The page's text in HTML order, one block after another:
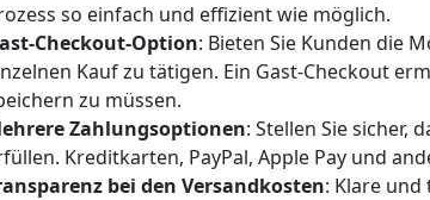
so einfach und effizient wie möglich.
Checkout-Option: Bieten Sie Kunden die
Kauf zu tätigen. Ein Gast-Checkout
zu müssen.
Zahlungsoptionen: Stellen Sie sicher,
Kreditkarten, PayPal, Apple Pay und
bei den Versandkosten: Klare